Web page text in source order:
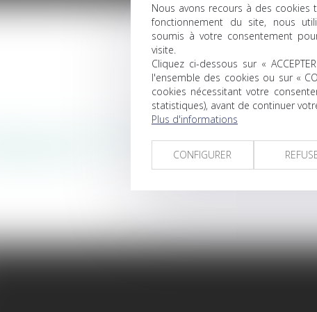
NOS
ENVIRONNEMENT
Permis de construire,
d’urbanisme (PLU), droit
Nous avons recours à des cookies
fonctionnement du site, nous
soumis à votre consentement
visite.
Cliquez ci-dessous sur «
l'ensemble des cookies ou sur «
cookies nécessitant votre
statistiques), avant de continuer
Plus d'informations
CONFIGURER